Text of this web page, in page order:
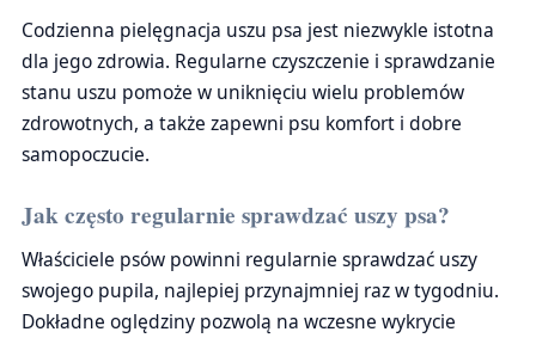
Codzienna pielęgnacja uszu psa jest niezwykle istotna
dla jego zdrowia. Regularne czyszczenie i sprawdzanie
stanu uszu pomoże w uniknięciu wielu problemów
zdrowotnych, a także zapewni psu komfort i dobre
samopoczucie.
Jak często regularnie sprawdzać uszy psa?
Właściciele psów powinni regularnie sprawdzać uszy
swojego pupila, najlepiej przynajmniej raz w tygodniu.
Dokładne oględziny pozwolą na wczesne wykrycie